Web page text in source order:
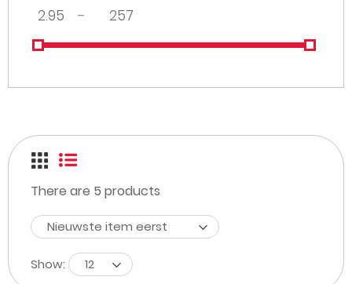
–
There are 5 products
Nieuwste item eerst
Show: 12